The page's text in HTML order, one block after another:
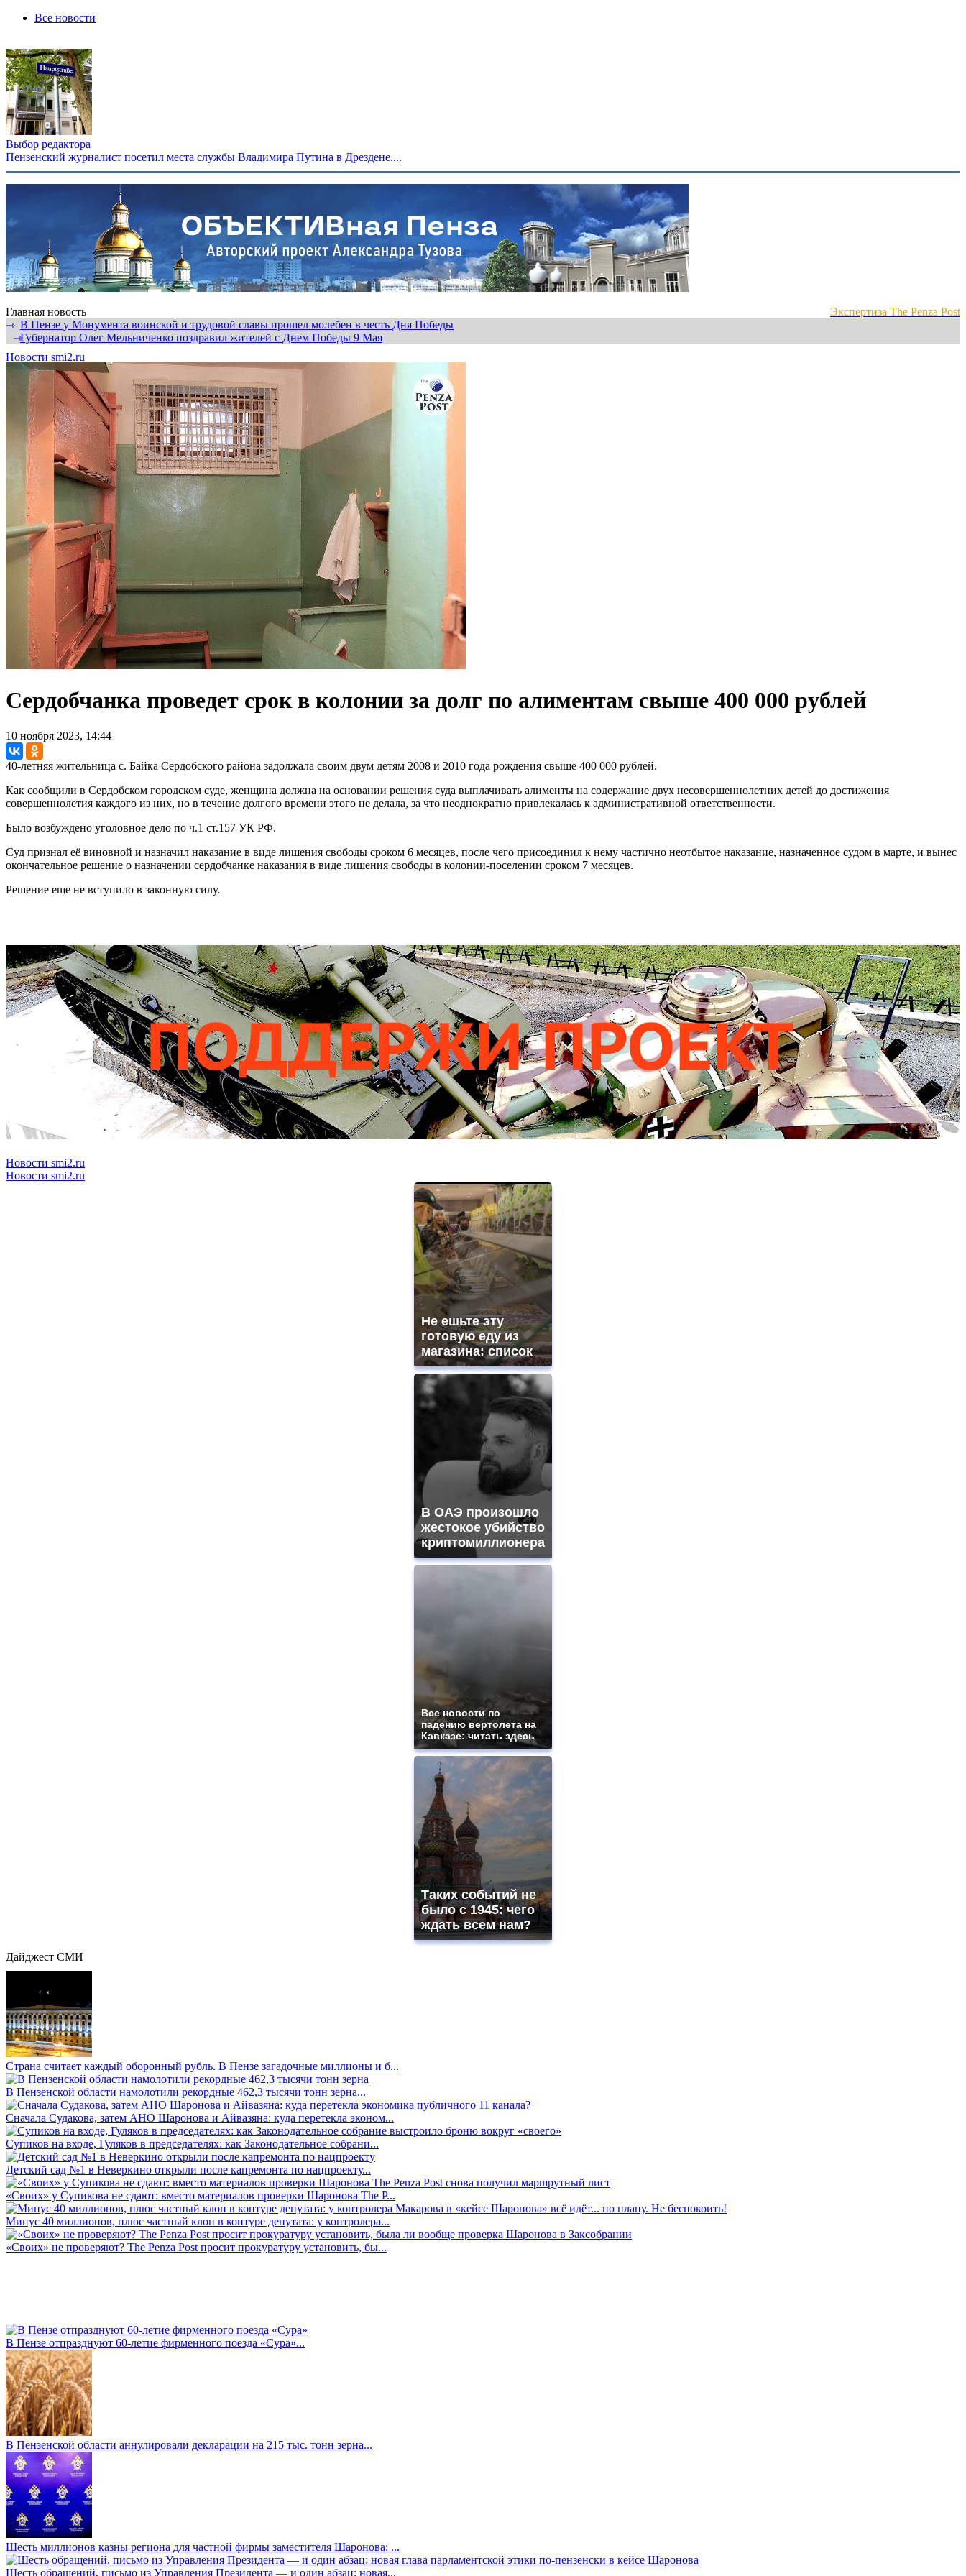
Все новости
Выбор редактора
Пензенский журналист посетил места службы Владимира Путина в Дрездене....
Главная новость
Экспертиза The Penza Post
⇾ В Пензе у Монумента воинской и трудовой славы прошел молебен в честь Дня Победы
⇾Губернатор Олег Мельниченко поздравил жителей с Днем Победы 9 Мая
Новости smi2.ru
Сердобчанка проведет срок в колонии за долг по алиментам свыше 400 000 рублей
10 ноября 2023, 14:44
40-летняя жительница с. Байка Сердобского района задолжала своим двум детям 2008 и 2010 года рождения свыше 400 000 рублей.
Как сообщили в Сердобском городском суде, женщина должна на основании решения суда выплачивать алименты на содержание двух несовершеннолетних детей до достижения
совершеннолетия каждого из них, но в течение долгого времени этого не делала, за что неоднократно привлекалась к административной ответственности.
Было возбуждено уголовное дело по ч.1 ст.157 УК РФ.
Суд признал её виновной и назначил наказание в виде лишения свободы сроком 6 месяцев, после чего присоединил к нему частично неотбытое наказание, назначенное судом в марте, и вынес
окончательное решение о назначении сердобчанке наказания в виде лишения свободы в колонии-поселении сроком 7 месяцев.
Решение еще не вступило в законную силу.
Новости smi2.ru
Новости smi2.ru
Не ешьте эту
готовую еду из
магазина: список
В ОАЭ произошло
жестокое убийство
криптомиллионера
Все новости по
падению вертолета на
Кавказе: читать здесь
Таких событий не
было с 1945: чего
ждать всем нам?
Дайджест СМИ
Страна считает каждый оборонный рубль. В Пензе загадочные миллионы и б...
В Пензенской области намолотили рекордные 462,3 тысячи тонн зерна...
Сначала Судакова, затем АНО Шаронова и Айвазяна: куда перетекла эконом...
Супиков на входе, Гуляков в председателях: как Законодательное собрани...
Детский сад №1 в Неверкино открыли после капремонта по нацпроекту...
«Своих» у Супикова не сдают: вместо материалов проверки Шаронова The P...
Минус 40 миллионов, плюс частный клон в контуре депутата: у контролера...
«Своих» не проверяют? The Penza Post просит прокуратуру установить, бы...
В Пензе отпразднуют 60-летие фирменного поезда «Сура»...
В Пензенской области аннулировали декларации на 215 тыс. тонн зерна...
Шесть миллионов казны региона для частной фирмы заместителя Шаронова: ...
Шесть обращений, письмо из Управления Президента — и один абзац: новая...